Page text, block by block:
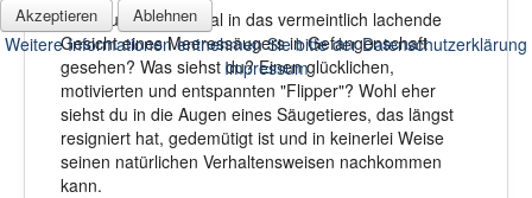
Hast du schon einmal in das vermeintlich lachende
Gesicht eines Meeressäugers in Gefangenschaft
gesehen? Was siehst du? Einen glücklichen,
motivierten und entspannten "Flipper"? Wohl eher
siehst du in die Augen eines Säugetieres, das längst
resigniert hat, gedemütigt ist und in keinerlei Weise
seinen natürlichen Verhaltensweisen nachkommen
kann.
Akzeptieren Ablehnen
Weitere Informationen entnehmen Sie bitte der Datenschutzerklärung
Impressum